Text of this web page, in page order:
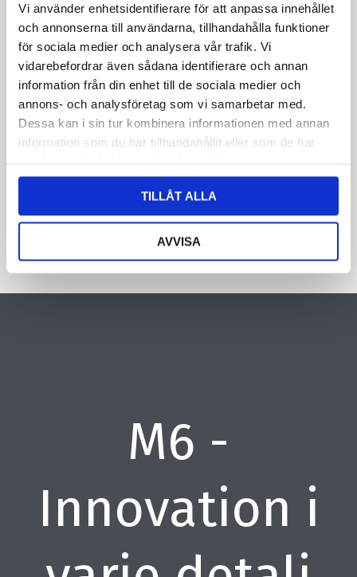
Vi använder enhetsidentifierare för att anpassa innehållet
och annonserna till användarna, tillhandahålla funktioner
för sociala medier och analysera vår trafik. Vi
vidarebefordrar även sådana identifierare och annan
information från din enhet till de sociala medier och
annons- och analysföretag som vi samarbetar med.
Dessa kan i sin tur kombinera informationen med annan
information som du har tillhandahållit eller som de har
TILLÅT ALLA
AVVISA
Genom att skicka formuläret godkänner du att vi sparar
information om dig. Läs mer om hur vi behandlar dina
personuppgifter i vår integritetspolicy.
M6 -
Innovation i